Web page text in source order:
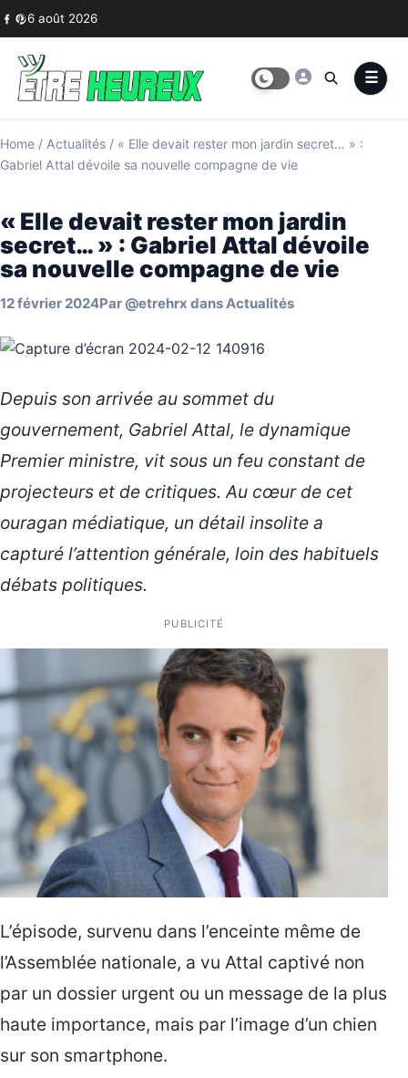
Skip to content
6 août 2026
Home / Actualités / « Elle devait rester mon jardin secret… » :
Gabriel Attal dévoile sa nouvelle compagne de vie
« Elle devait rester mon jardin
secret… » : Gabriel Attal dévoile
sa nouvelle compagne de vie
12 février 2024Par @etrehrx dansActualités
Depuis son arrivée au sommet du
gouvernement, Gabriel Attal, le dynamique
Premier ministre, vit sous un feu constant de
projecteurs et de critiques. Au cœur de cet
ouragan médiatique, un détail insolite a
capturé l’attention générale, loin des habituels
débats politiques.
PUBLICITÉ
L’épisode, survenu dans l’enceinte même de
l’Assemblée nationale, a vu Attal captivé non
par un dossier urgent ou un message de la plus
haute importance, mais par l’image d’un chien
sur son smartphone.